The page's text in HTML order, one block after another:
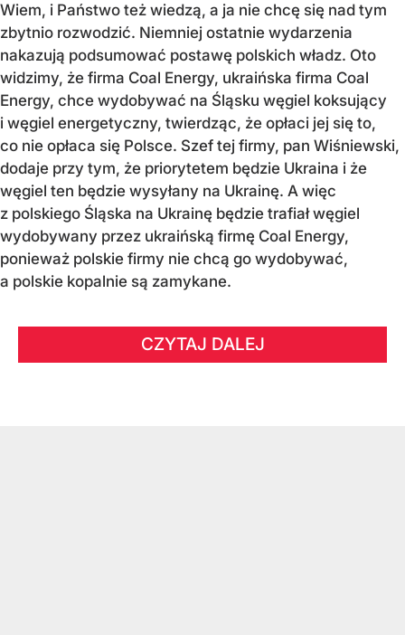
Wiem, i Państwo też wiedzą, a ja nie chcę się nad tym
zbytnio rozwodzić. Niemniej ostatnie wydarzenia
nakazują podsumować postawę polskich władz. Oto
widzimy, że firma Coal Energy, ukraińska firma Coal
Energy, chce wydobywać na Śląsku węgiel koksujący
i węgiel energetyczny, twierdząc, że opłaci jej się to,
co nie opłaca się Polsce. Szef tej firmy, pan Wiśniewski,
dodaje przy tym, że priorytetem będzie Ukraina i że
węgiel ten będzie wysyłany na Ukrainę. A więc
z polskiego Śląska na Ukrainę będzie trafiał węgiel
wydobywany przez ukraińską firmę Coal Energy,
ponieważ polskie firmy nie chcą go wydobywać,
a polskie kopalnie są zamykane.
CZYTAJ DALEJ